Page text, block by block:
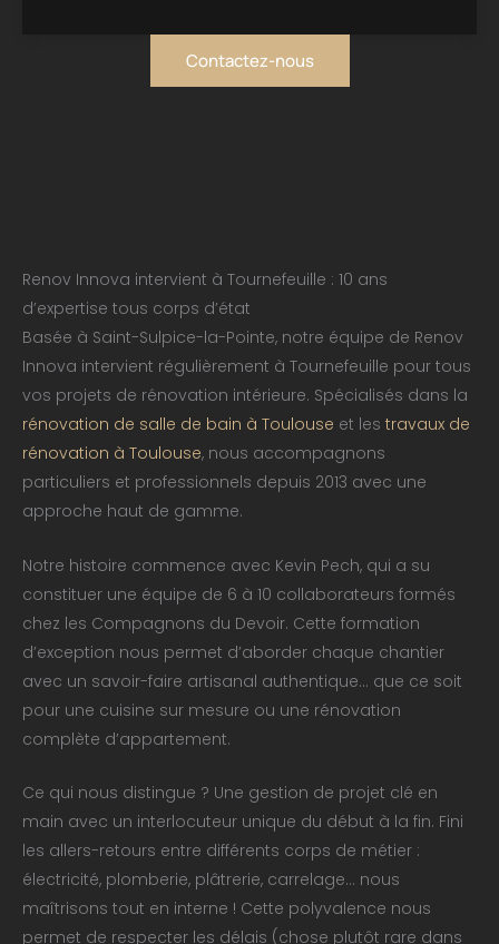
Contactez-nous
Renov Innova intervient à Tournefeuille : 10 ans
d’expertise tous corps d’état
Basée à Saint-Sulpice-la-Pointe, notre équipe de Renov
Innova intervient régulièrement à Tournefeuille pour tous
vos projets de rénovation intérieure. Spécialisés dans la
rénovation de salle de bain à Toulouse et les travaux de
rénovation à Toulouse, nous accompagnons
particuliers et professionnels depuis 2013 avec une
approche haut de gamme.
Notre histoire commence avec Kevin Pech, qui a su
constituer une équipe de 6 à 10 collaborateurs formés
chez les Compagnons du Devoir. Cette formation
d’exception nous permet d’aborder chaque chantier
avec un savoir-faire artisanal authentique… que ce soit
pour une cuisine sur mesure ou une rénovation
complète d’appartement.
Ce qui nous distingue ? Une gestion de projet clé en
main avec un interlocuteur unique du début à la fin. Fini
les allers-retours entre différents corps de métier :
électricité, plomberie, plâtrerie, carrelage… nous
maîtrisons tout en interne ! Cette polyvalence nous
permet de respecter les délais (chose plutôt rare dans